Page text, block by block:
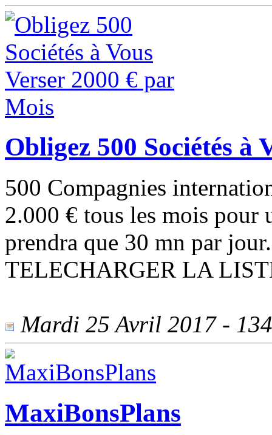
Obligez 500 Sociétés à
500 Compagnies
2.000 € tous les mois pour
prendra que 30 mn par
TELECHARGER LA
Mardi 25 Avril 2017 -
MaxiBonsPlans